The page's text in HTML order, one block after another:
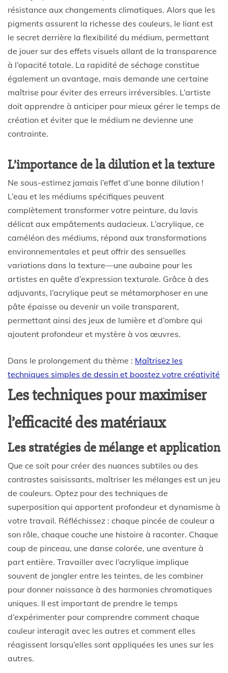
résistance aux changements climatiques. Alors que les
pigments assurent la richesse des couleurs, le liant est
le secret derrière la flexibilité du médium, permettant
de jouer sur des effets visuels allant de la transparence
à l’opacité totale. La rapidité de séchage constitue
également un avantage, mais demande une certaine
maîtrise pour éviter des erreurs irréversibles. L’artiste
doit apprendre à anticiper pour mieux gérer le temps de
création et éviter que le médium ne devienne une
contrainte.
L’importance de la dilution et la texture
Ne sous-estimez jamais l’effet d’une bonne dilution !
L’eau et les médiums spécifiques peuvent
complètement transformer votre peinture, du lavis
délicat aux empâtements audacieux. L’acrylique, ce
caméléon des médiums, répond aux transformations
environnementales et peut offrir des sensuelles
variations dans la texture—une aubaine pour les
artistes en quête d’expression texturale. Grâce à des
adjuvants, l’acrylique peut se métamorphoser en une
pâte épaisse ou devenir un voile transparent,
permettant ainsi des jeux de lumière et d’ombre qui
ajoutent profondeur et mystère à vos œuvres.
Dans le prolongement du thème : Maîtrisez les
techniques simples de dessin et boostez votre créativité
Les techniques pour maximiser
l’efficacité des matériaux
Les stratégies de mélange et application
Que ce soit pour créer des nuances subtiles ou des
contrastes saisissants, maîtriser les mélanges est un jeu
de couleurs. Optez pour des techniques de
superposition qui apportent profondeur et dynamisme à
votre travail. Réfléchissez : chaque pincée de couleur a
son rôle, chaque couche une histoire à raconter. Chaque
coup de pinceau, une danse colorée, une aventure à
part entière. Travailler avec l’acrylique implique
souvent de jongler entre les teintes, de les combiner
pour donner naissance à des harmonies chromatiques
uniques. Il est important de prendre le temps
d’expérimenter pour comprendre comment chaque
couleur interagit avec les autres et comment elles
réagissent lorsqu’elles sont appliquées les unes sur les
autres.